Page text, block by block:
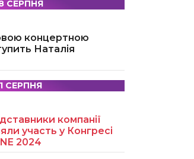
СЕРПНЯ
концертною
Наталія
1 СЕРПНЯ
компанії
участь у Конгресі
2024